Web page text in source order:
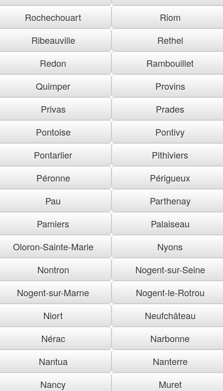
Rochechouart
Riom
Ribeauville
Rethel
Redon
Rambouillet
Quimper
Provins
Privas
Prades
Pontoise
Pontivy
Pontarlier
Pithiviers
Péronne
Périgueux
Pau
Parthenay
Pamiers
Palaiseau
Oloron-Sainte-Marie
Nyons
Nontron
Nogent-sur-Seine
Nogent-sur-Marne
Nogent-le-Rotrou
Niort
Neufchâteau
Nérac
Narbonne
Nantua
Nanterre
Nancy
Muret